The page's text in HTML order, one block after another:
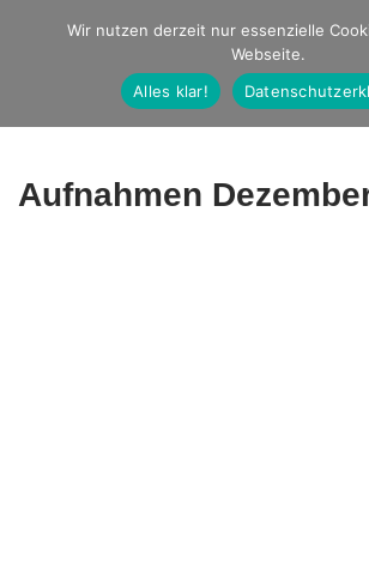
Studio Ernst
Fotografie
Aufnahmen
Wir nutzen derzeit nur essenzielle
Webseite.
Alles klar!